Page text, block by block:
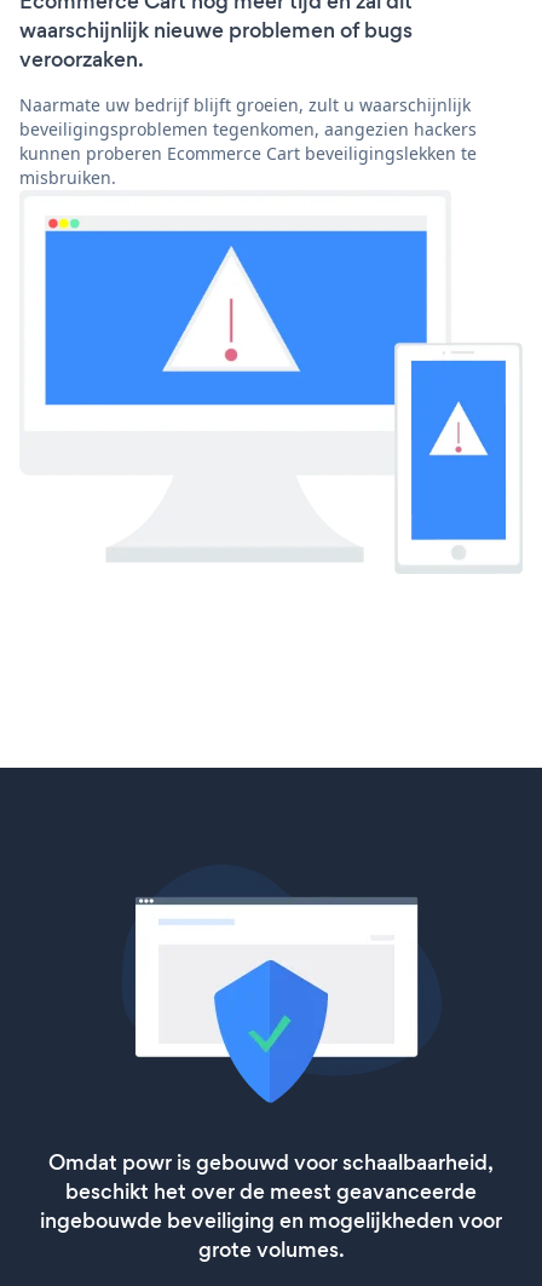
waarschijnlijk nieuwe problemen of bugs
veroorzaken.
Naarmate uw bedrijf blijft groeien, zult u waarschijnlijk
beveiligingsproblemen tegenkomen, aangezien hackers
kunnen proberen Ecommerce Cart beveiligingslekken te
misbruiken.
Omdat powr is gebouwd voor schaalbaarheid,
beschikt het over de meest geavanceerde
ingebouwde beveiliging en mogelijkheden voor
grote volumes.